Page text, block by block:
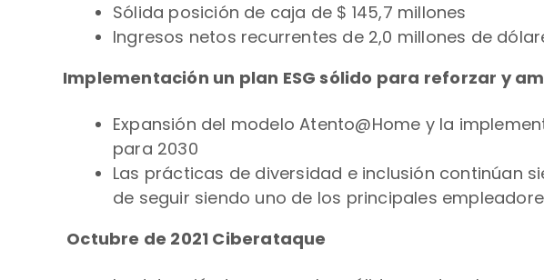
Sólida posición de caja de $ 145,7 millones
Ingresos netos recurrentes de 2,0 millones de
Implementación un plan ESG sólido para reforzar y
Expansión del modelo Atento@Home y la
para 2030
Las prácticas de diversidad e inclusión continúan
de seguir siendo uno de los principales
Octubre de 2021 Ciberataque